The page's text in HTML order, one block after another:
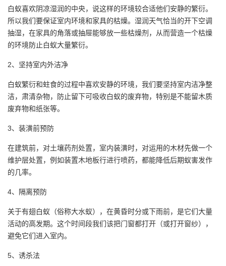
白蚁喜欢阴凉湿润的中央，说这样的环境较合适他们安静的繁衍。
所以我们要保证室内环境和家具的枯燥。湿润天气恰当的开下空调
抽湿，在家具的角落或抽屉能够放一些枯燥剂，从而营造一个枯燥
的环境防止白蚁大量繁衍。
2、坚持室内外洁净
白蚁繁衍和蛀食的过程中喜欢安静的环境，我们要坚持室内洁净整
洁，肃清杂物，防止留下可吸收白蚁的废弃物，特别是不能留木质
废弃物和纸张等。
3、装潢前预防
在建筑前，对土壤药剂处置，室内装潢时，对运用的木材先做一个
维护层处置，例如装置木地板行进行喷药，都能降低后期蚁害发作
的几率。
4、隔离预防
关于有翅白蚁（俗称大水蚁），在黄昏时分或下雨前，是它们大量
活动的高发期。这个时间段我们该把门窗都打开（或打开窗纱），
避免它们进入室内。
5、诱杀法